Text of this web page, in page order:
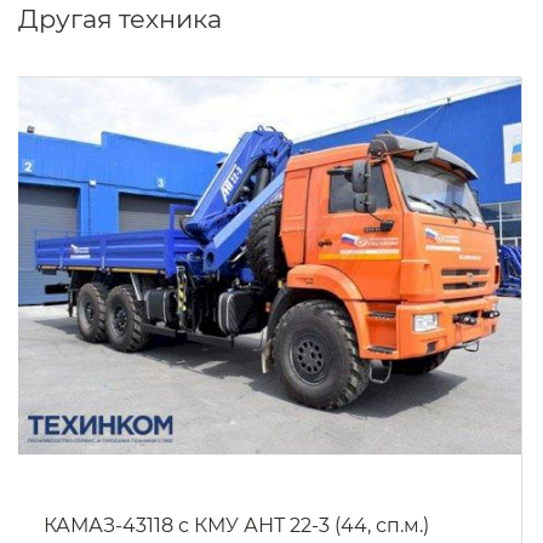
Другая техника
КАМАЗ-43118 с КМУ АНТ 22-3 (44, сп.м.)